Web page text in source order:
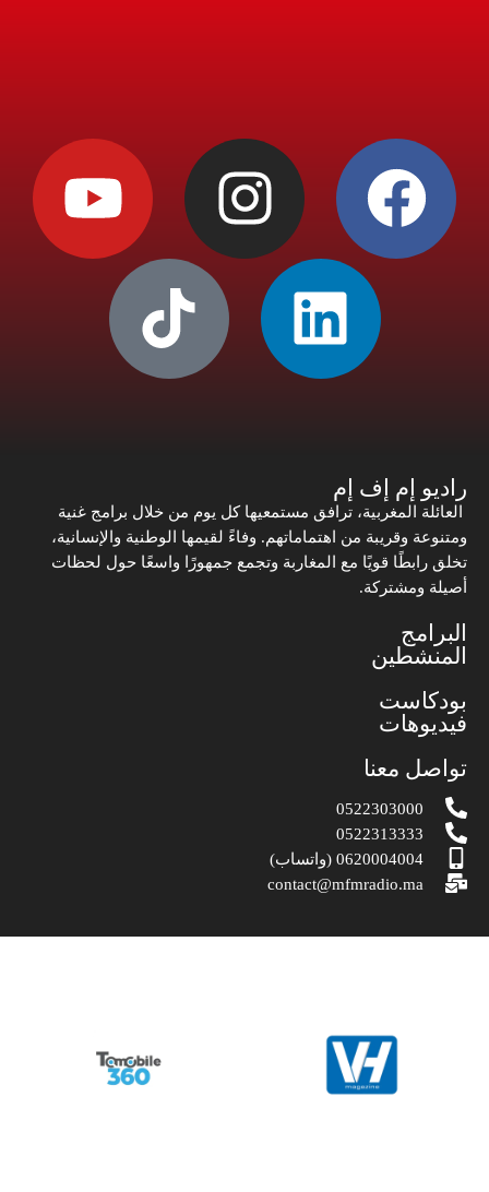
راديو إم إف إم
العائلة المغربية، ترافق مستمعيها كل يوم من خلال برامج غنية
ومتنوعة وقريبة من اهتماماتهم. وفاءً لقيمها الوطنية والإنسانية،
تخلق رابطًا قويًا مع المغاربة وتجمع جمهورًا واسعًا حول لحظات
أصيلة ومشتركة.
البرامج
المنشطين
بودكاست
فيديوهات
تواصل معنا
0522303000
0522313333
0620004004 (واتساب)
contact@mfmradio.ma